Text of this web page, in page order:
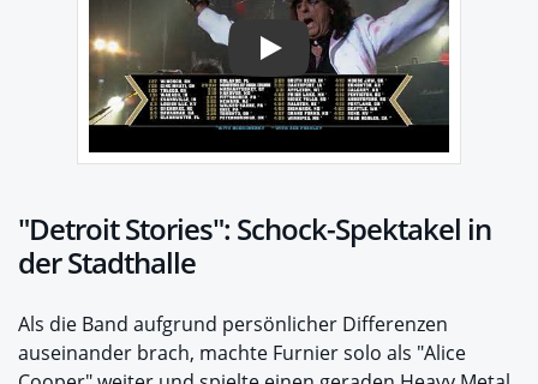
Play
"Detroit Stories": Schock-Spektakel in
der Stadthalle
Als die Band aufgrund persönlicher Differenzen
auseinander brach, machte Furnier solo als "Alice